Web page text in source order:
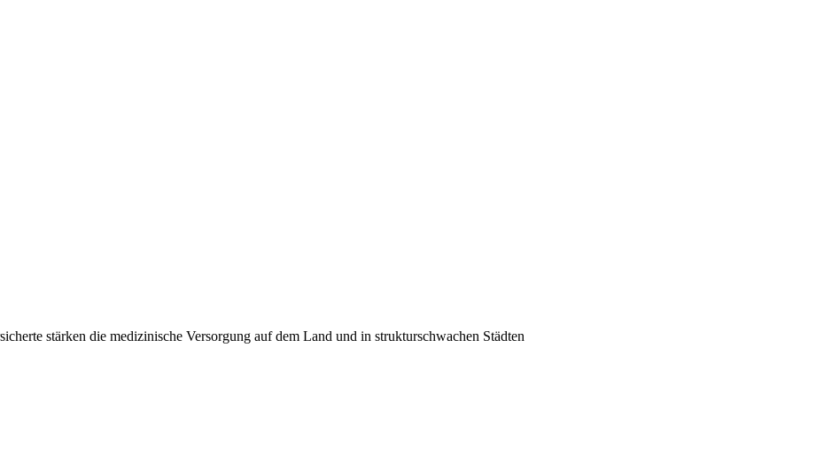
stärken die medizinische Versorgung auf dem Land und in strukturschwachen Städten